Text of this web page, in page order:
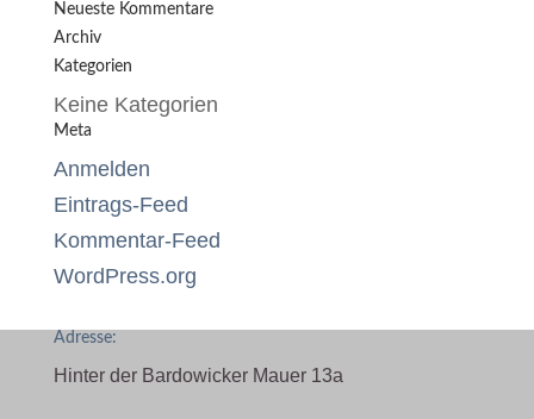
nach:
Neueste Kommentare
Archiv
Kategorien
Keine Kategorien
Meta
Anmelden
Eintrags-Feed
Kommentar-Feed
WordPress.org
Adresse:
Hinter der Bardowicker Mauer 13a